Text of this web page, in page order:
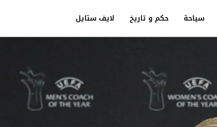
لايف ستايل حكم و تاريخ سياحة